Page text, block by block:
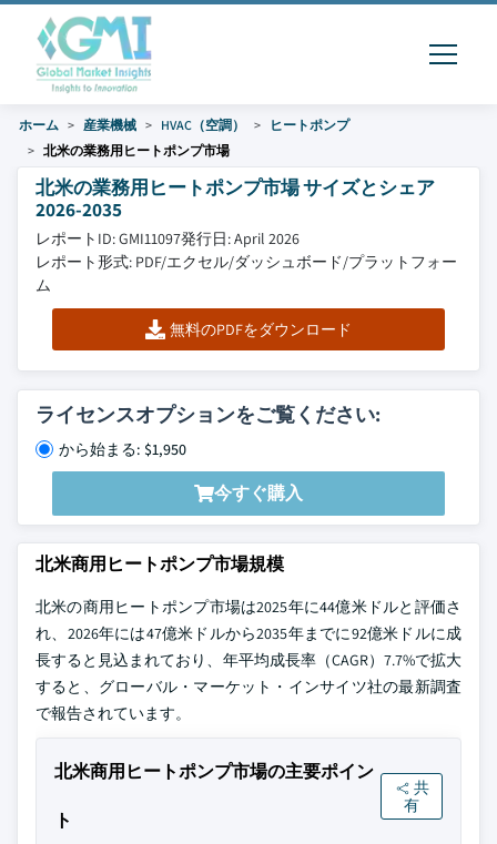
ホーム 産業機械 HVAC（空調）
ヒートポンプ
北米の業務用ヒートポンプ市場
北米の業務用ヒートポンプ市場 サイズとシェア
2026-2035
レポートID: GMI11097発行日: April 2026
レポート形式: PDF/エクセル/ダッシュボード/プラットフォー
ム
無料のPDFをダウンロード
ライセンスオプションをご覧ください:
から始まる: $1,950
今すぐ購入
北米商用ヒートポンプ市場規模
北米の商用ヒートポンプ市場は2025年に44億米ドルと評価さ
れ、2026年には47億米ドルから2035年までに92億米ドルに成
長すると見込まれており、年平均成長率（CAGR）7.7%で拡大
すると、グローバル・マーケット・インサイツ社の最新調査
で報告されています。
北米商用ヒートポンプ市場の主要ポイン
ト
共
有